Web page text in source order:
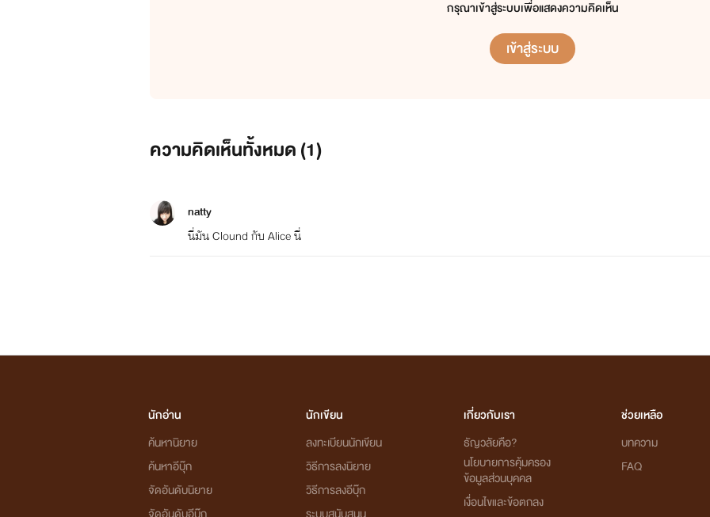
ดูบ้างครับ 555
กรุณาเข้าสู่ระบบเพื่อแสดงความคิดเห็น
เข้าสู่ระบบ
ความคิดเห็นทั้งหมด (1)
natty
นี่มัน Clound กับ Alice นี่
นักอ่าน
ค้นหานิยาย
ค้นหาอีบุ๊ก
จัดอันดับนิยาย
นักเขียน
ลงทะเบียนนักเขียน
วิธีการลงนิยาย
วิธีการลงอีบุ๊ก
เกี่ยวกับเรา
ธัญวลัยคือ?
นโยบายการคุ้มครอง
ข้อมูลส่วนบุคคล
เงื่อนไขและข้อตกลง
ช่วยเหลือ
บทความ
FAQ